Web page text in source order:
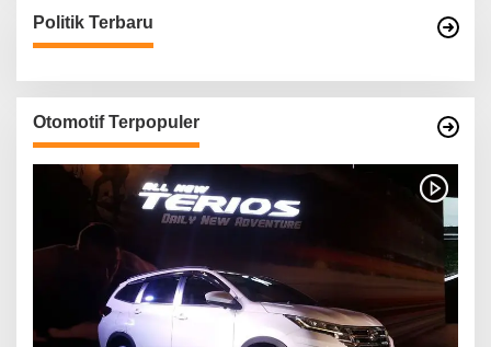
Politik Terbaru
Otomotif Terpopuler